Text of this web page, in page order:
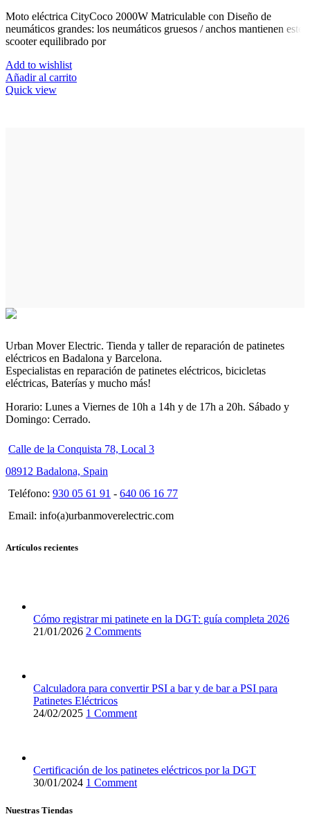
Moto eléctrica CityCoco 2000W Matriculable con Diseño de
neumáticos grandes: los neumáticos gruesos / anchos mantienen este
scooter equilibrado por
Add to wishlist
Añadir al carrito
Quick view
Urban Mover Electric. Tienda y taller de reparación de patinetes
eléctricos en Badalona y Barcelona.
Especialistas en reparación de patinetes eléctricos, bicicletas
eléctricas, Baterías y mucho más!
Horario: Lunes a Viernes de 10h a 14h y de 17h a 20h. Sábado y
Domingo: Cerrado.
Calle de la Conquista 78, Local 3
08912 Badalona, Spain
Teléfono: 930 05 61 91 - 640 06 16 77
Email: info(a)urbanmoverelectric.com
Artículos recientes
Cómo registrar mi patinete en la DGT: guía completa 2026
21/01/2026 2 Comments
Calculadora para convertir PSI a bar y de bar a PSI para
Patinetes Eléctricos
24/02/2025 1 Comment
Certificación de los patinetes eléctricos por la DGT
30/01/2024 1 Comment
Nuestras Tiendas